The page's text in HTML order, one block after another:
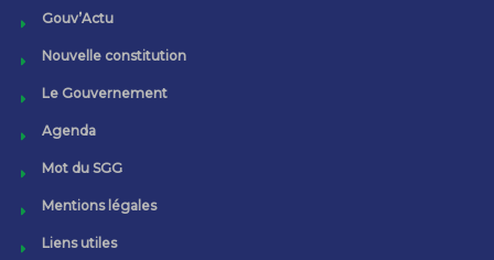
Gouv’Actu
Nouvelle constitution
Le Gouvernement
Agenda
Mot du SGG
Mentions légales
Liens utiles